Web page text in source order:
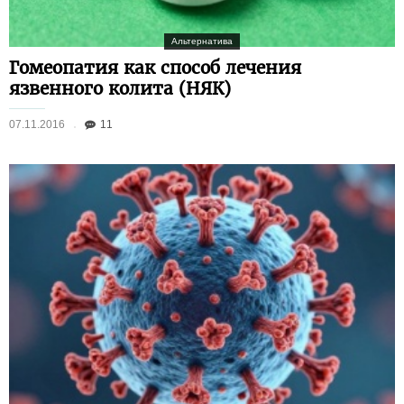
Альтернатива
Гомеопатия как способ лечения
язвенного колита (НЯК)
07.11.2016 11